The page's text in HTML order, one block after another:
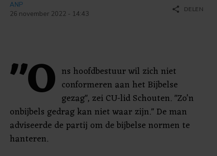
ANP
26 november 2022 - 14:43
share DELEN
"O ns hoofdbestuur wil zich niet
conformeren aan het Bijbelse
gezag", zei CU-lid Schouten. "Zo’n
onbijbels gedrag kan niet waar zijn." De man
adviseerde de partij om de bijbelse normen te
hanteren.